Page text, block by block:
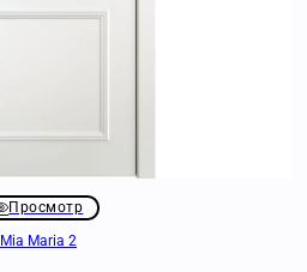
Просмотр
Mia Maria 2